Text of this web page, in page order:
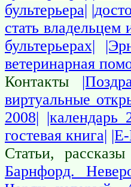
бультерьера|
стать владельцем
бультерьерах|
ветеринарная
Контакты
виртуальные
2008| |календарь
гостевая книга|
Статьи,
Барнфорд.